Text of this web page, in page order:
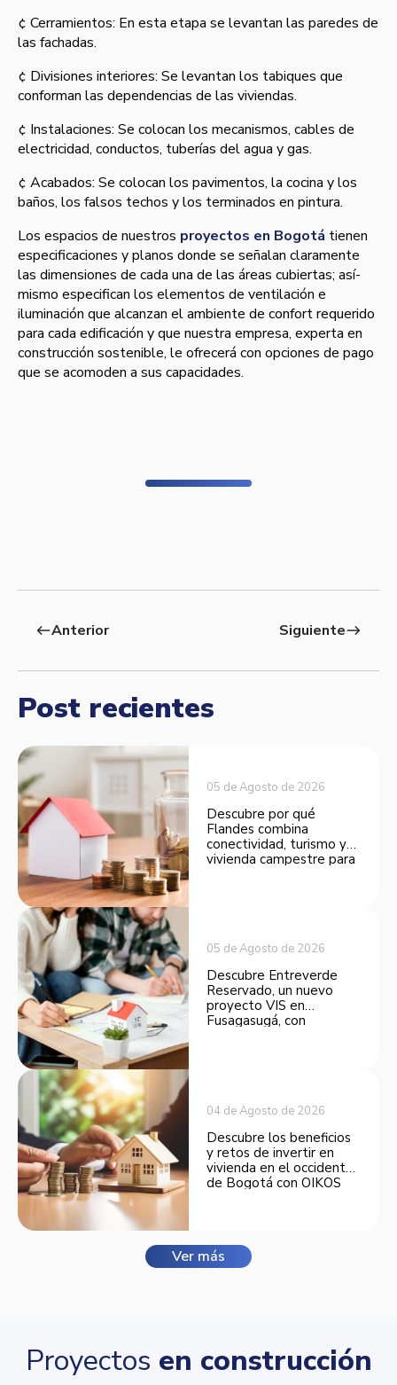
¢ Cerramientos: En esta etapa se levantan las paredes de
las fachadas.
¢ Divisiones interiores: Se levantan los tabiques que
conforman las dependencias de las viviendas.
¢ Instalaciones: Se colocan los mecanismos, cables de
electricidad, conductos, tuberí­as del agua y gas.
¢ Acabados: Se colocan los pavimentos, la cocina y los
baños, los falsos techos y los terminados en pintura.
Los espacios de nuestros proyectos en Bogotá tienen
especificaciones y planos donde se señalan claramente
las dimensiones de cada una de las áreas cubiertas; así­
mismo especifican los elementos de ventilación e
iluminación que alcanzan el ambiente de confort requerido
para cada edificación y que nuestra empresa, experta en
construcción sostenible, le ofrecerá con opciones de pago
que se acomoden a sus capacidades.
westAnterior Siguienteeast
Post recientes
05 de Agosto de 2026
Descubre por qué
Flandes combina
conectividad, turismo y
vivienda campestre para
05 de Agosto de 2026
Descubre Entreverde
Reservado, un nuevo
proyecto VIS en
Fusagasugá, con
04 de Agosto de 2026
Descubre los beneficios
y retos de invertir en
vivienda en el occidente
de Bogotá con OIKOS
Ver más
Proyectos en construcción